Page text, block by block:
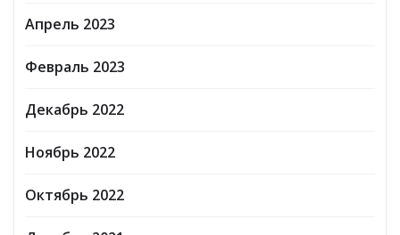
Апрель 2023
Февраль 2023
Декабрь 2022
Ноябрь 2022
Октябрь 2022